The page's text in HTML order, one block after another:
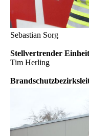
Sebastian Sorg
Stellvertrender
Tim Herling